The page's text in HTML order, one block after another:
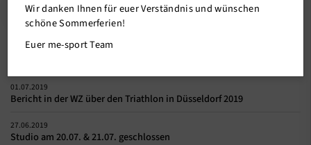
Zurück
01.07.2019
Bericht in der WZ über den Triathlon in Düsseldorf 2019
27.06.2019
Studio am 20.07. & 21.07. geschlossen
Wir danken Ihnen für euer Verständnis und wünschen
schöne Sommerferien!
Euer me-sport Team